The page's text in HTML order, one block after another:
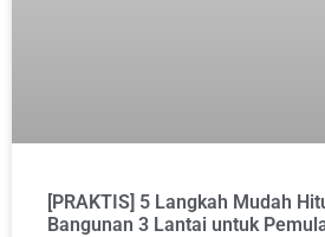
[PRAKTIS] 5 Langkah Mudah
Bangunan 3 Lantai untuk